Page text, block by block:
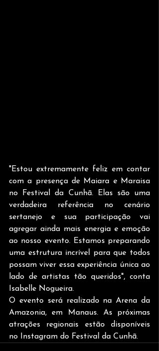
"Estou extremamente feliz em contar
com a presença de Maiara e Maraisa
no Festival da Cunhã. Elas são uma
verdadeira referência no cenário
sertanejo e sua participação vai
agregar ainda mais energia e emoção
ao nosso evento. Estamos preparando
uma estrutura incrível para que todos
possam viver essa experiência única ao
lado de artistas tão queridos", conta
Isabelle Nogueira.
O evento será realizado na Arena da
Amazonia, em Manaus. As próximas
atrações regionais estão disponíveis
no Instagram do Festival da Cunhã.